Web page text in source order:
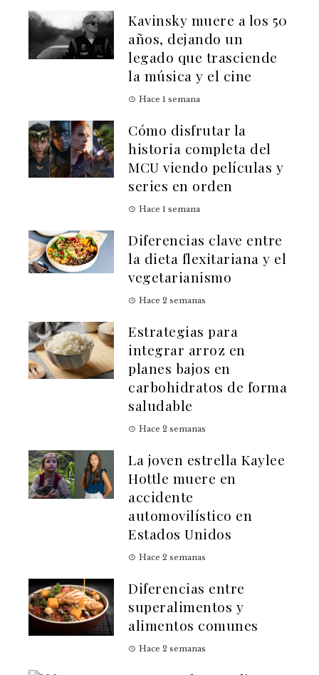
Kavinsky muere a los 50
años, dejando un
legado que trasciende
la música y el cine
Hace 1 semana
Cómo disfrutar la
historia completa del
MCU viendo películas y
series en orden
Hace 1 semana
Diferencias clave entre
la dieta flexitariana y el
vegetarianismo
Hace 2 semanas
Estrategias para
integrar arroz en
planes bajos en
carbohidratos de forma
saludable
Hace 2 semanas
La joven estrella Kaylee
Hottle muere en
accidente
automovilístico en
Estados Unidos
Hace 2 semanas
Diferencias entre
superalimentos y
alimentos comunes
Hace 2 semanas